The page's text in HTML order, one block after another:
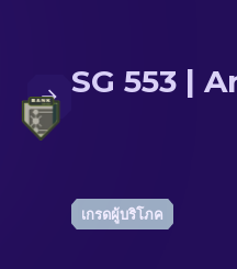
SG 553 |
เกรดผู้บริโภค